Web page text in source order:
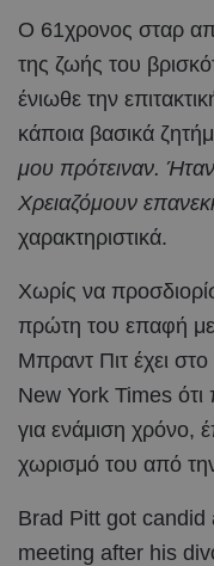
Ο 61χρονος σταρ
της ζωής του
ένιωθε την
κάποια βασικά
μου πρότειναν.
Χρειαζόμουν
χαρακτηριστικά.
Χωρίς να
πρώτη του επαφή
Μπραντ Πιτ έχει
New York Times
για ενάμιση χρόνο,
χωρισμό του από
Brad Pitt got candid
meeting after his